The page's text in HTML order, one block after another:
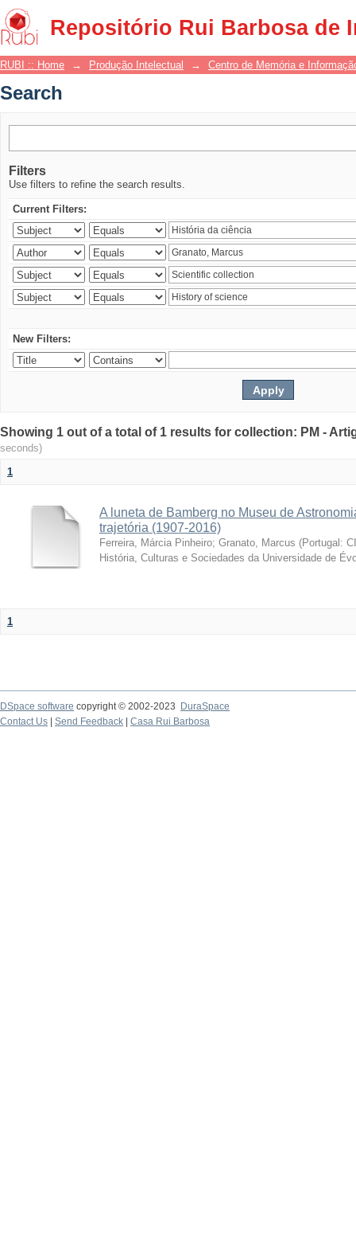
Repositório Rui Barbosa de
Search
RUBI :: Home → Produção Intelectual → Centro de Memória e
Search
Filters
Use filters to refine the search results.
Current Filters:
New Filters:
Showing 1 out of a total of 1 results for collection: PM -
seconds)
1
A luneta de Bamberg no Museu de
trajetória (1907-2016)
Ferreira, Márcia Pinheiro; Granato, Marcus (Portugal:
História, Culturas e Sociedades da Universidade de
1
DSpace software copyright © 2002-2023
DuraSpace
Contact Us
Send Feedback Casa Rui Barbosa